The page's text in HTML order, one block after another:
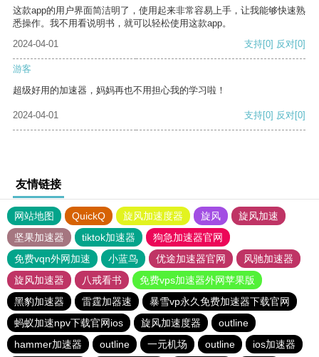
这款app的用户界面简洁明了，使用起来非常容易上手，让我能够快速熟
悉操作。我不用看说明书，就可以轻松使用这款app。
2024-04-01
支持[0] 反对[0]
游客
超级好用的加速器，妈妈再也不用担心我的学习啦！
2024-04-01 支持[0] 反对[0]
友情链接
网站地图 QuickQ 旋风加速度器 旋风
旋风加速
坚果加速器
tiktok加速器
狗急加速器官网
免费vqn外网加速
小蓝鸟 优途加速器官网
风驰加速器
旋风加速器
八戒看书
免费vps加速器外网苹果版
黑豹加速器
雷霆加器速
暴雪vp永久免费加速器下载官网
蚂蚁加速npv下载官网ios
旋风加速度器
outline
hammer加速器
outline 一元机场 outline ios加速器